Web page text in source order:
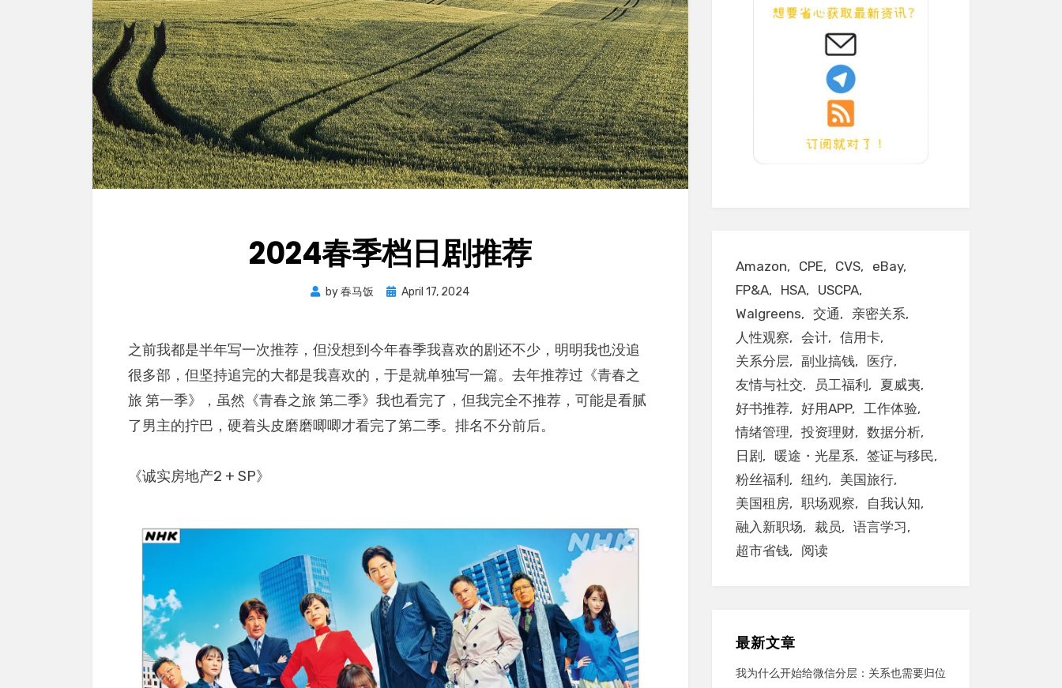
2024春季档日剧推荐
by春马饭
Posted
April 17, 2024
之前我都是半年写一次推荐，但没想到今年春季我喜欢的剧还不少，明明我也没追
很多部，但坚持追完的大都是我喜欢的，于是就单独写一篇。去年推荐过《青春之
旅 第一季》，虽然《青春之旅 第二季》我也看完了，但我完全不推荐，可能是看腻
了男主的拧巴，硬着头皮磨磨唧唧才看完了第二季。排名不分前后。
《诚实房地产2 + SP》
Amazon CPE CVS
eBay
FP&A
HSA
USCPA
Walgreens
交通
亲密关系
人性观察
会计
信用卡
关系分层
副业搞钱
医疗
友情与社交
员工福利
夏威夷
好书推荐
好用APP
工作体验
情绪管理
投资理财
数据分析
日剧
暖途・光星系
签证与移民
粉丝福利
纽约
美国旅行
美国租房
职场观察
自我认知
融入新职场
裁员
语言学习
超市省钱
阅读
最新文章
我为什么开始给微信分层：关系也需要归位